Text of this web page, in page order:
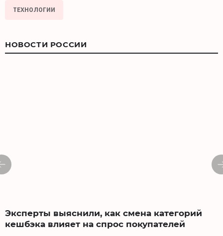
ТЕХНОЛОГИИ
НОВОСТИ РОССИИ
Эксперты выяснили, как смена категорий
кешбэка влияет на спрос покупателей